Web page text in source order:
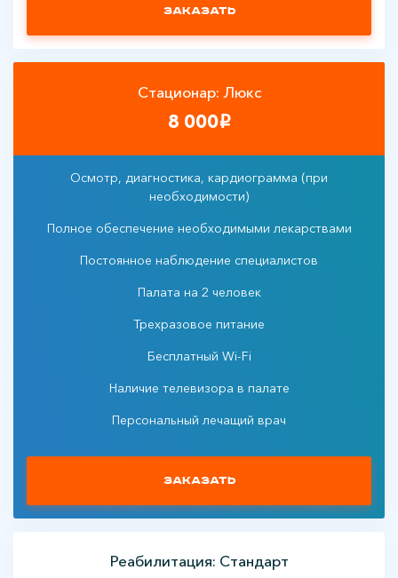
Заказать
Стационар: Люкс
8 000i
Осмотр, диагностика, кардиограмма (при
необходимости)
Полное обеспечение необходимыми лекарствами
Постоянное наблюдение специалистов
Палата на 2 человек
Трехразовое питание
Бесплатный Wi-Fi
Наличие телевизора в палате
Персональный лечащий врач
Заказать
Реабилитация: Стандарт